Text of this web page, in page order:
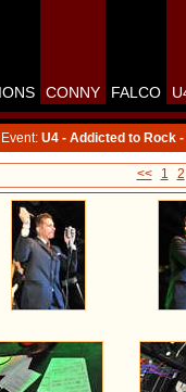
CONNY FALCO
Event: U4 - Addicted to Rock
<< 1 2